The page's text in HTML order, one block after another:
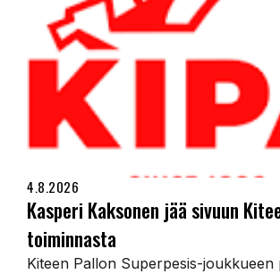
4.8.2026
Kasperi Kaksonen jää sivuun
toiminnasta
Kiteen Pallon Superpesis-joukkueen